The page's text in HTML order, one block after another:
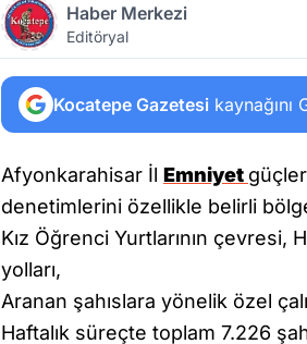
Haber Merkezi
Editöryal
Kocatepe Gazetesi
Afyonkarahisar İl Emniyet
denetimlerini özellikle belirli
Kız Öğrenci Yurtlarının çevresi,
yolları,
Aranan şahıslara yönelik özel
Haftalık süreçte toplam 7.226